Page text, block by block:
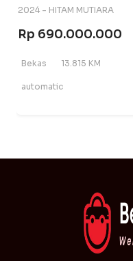
2024 - HITAM MUTIARA
Rp 690.000.000
Bekas 13.815 KM
automatic